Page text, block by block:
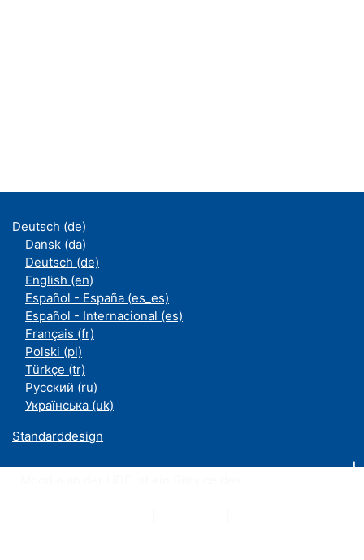
Deutsch ‎(de)‎
Dansk ‎(da)‎
Deutsch ‎(de)‎
English ‎(en)‎
Español - España ‎(es_es)‎
Español - Internacional ‎(es)‎
Français ‎(fr)‎
Polski ‎(pl)‎
Türkçe ‎(tr)‎
Русский ‎(ru)‎
Українська ‎(uk)‎
Standarddesign